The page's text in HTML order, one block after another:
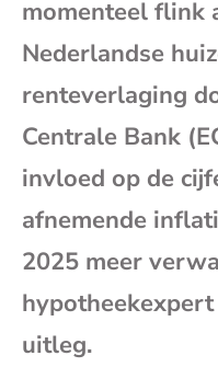
momenteel flink
Nederlandse
renteverlaging
Centrale Bank
invloed op de
afnemende
2025 meer
uitleg.